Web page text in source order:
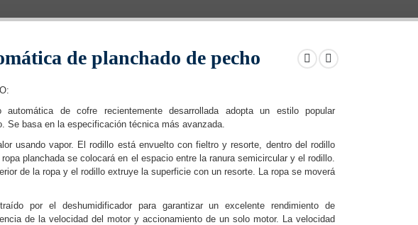
de planchado de pecho
automática de cofre recientemente desarrollada adopta un estilo popular
Se basa en la especificación técnica más avanzada.
usando vapor. El rodillo está envuelto con fieltro y resorte, dentro del rodillo
planchada se colocará en el espacio entre la ranura semicircular y el rodillo.
de la ropa y el rodillo extruye la superficie con un resorte. La ropa se moverá
por el deshumidificador para garantizar un excelente rendimiento de
de la velocidad del motor y accionamiento de un solo motor. La velocidad